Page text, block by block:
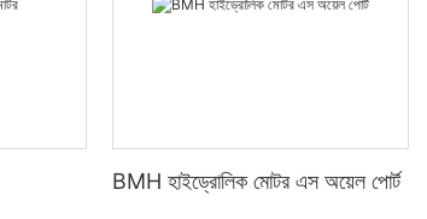
BMH হাইড্রোলিক মোটর এস অয়েল পোর্ট